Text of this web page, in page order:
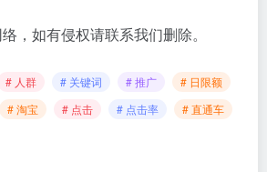
，如有侵权请联系我们删除。
# 人群 # 关键词 # 推广
# 日限额
# 淘宝 # 点击 # 点击率
# 直通车